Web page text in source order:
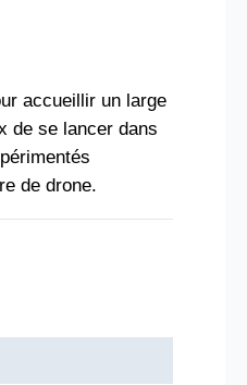
accueillir un large
de se lancer dans
de drone.